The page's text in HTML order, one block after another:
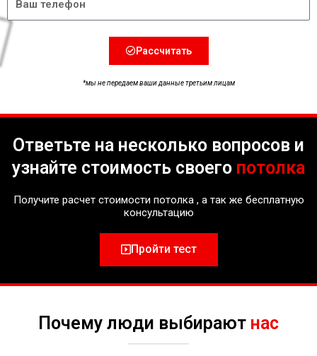
Рассчитать
*мы не передаем ваши данные третьим лицам
Ответьте на несколько вопросов и
узнайте стоимость своего потолка
Получите расчет стоимости потолка , а так же бесплатную
консультацию
Пройти тест
Почему люди выбирают нас